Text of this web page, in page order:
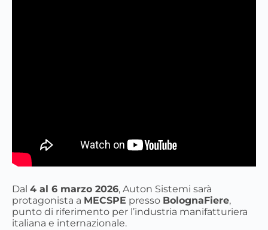
Dal 4 al 6 marzo 2026, Auton Sistemi sarà
protagonista a MECSPE presso BolognaFiere,
punto di riferimento per l’industria manifatturiera
italiana e internazionale.